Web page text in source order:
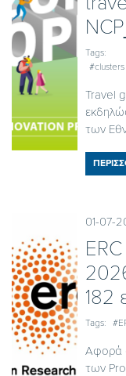
Tags:
#clusters
Travel
των
01-07-
182
Tags:
Αφορά
των